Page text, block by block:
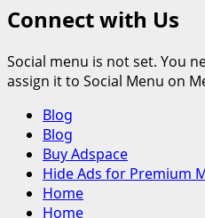
Connect with Us
Social menu is not set. You
assign it to Social Menu on
Primary
Menu
Blog
Blog
Buy Adspace
Hide Ads for Premium
Home
Home